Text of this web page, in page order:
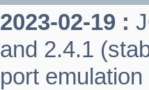
2023-02-19 :
and 2.4.1
port